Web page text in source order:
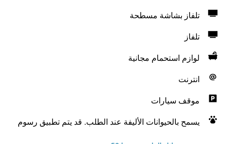
تلفاز بشاشة مسطحة
تلفاز
لوازم استحمام مجانية
انترنت
موقف سيارات
يسمح بالحيوانات الأليفة عند الطلب. قد يتم تطبيق رسوم